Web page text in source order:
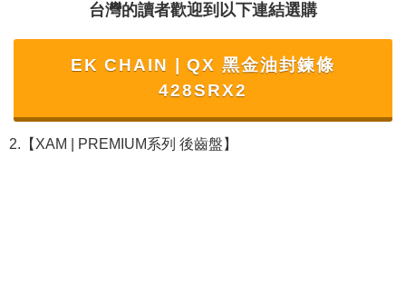
台灣的讀者歡迎到以下連結選購
EK CHAIN | QX 黑金油封鍊條
428SRX2
2.【XAM | PREMIUM系列 後齒盤】